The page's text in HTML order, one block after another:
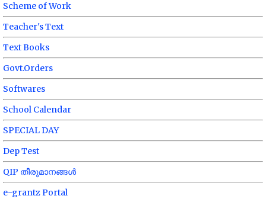
Scheme of Work
Teacher's Text
Text Books
Govt.Orders
Softwares
School Calendar
SPECIAL DAY
Dep Test
QIP തീരുമാനങ്ങൾ
e-grantz Portal